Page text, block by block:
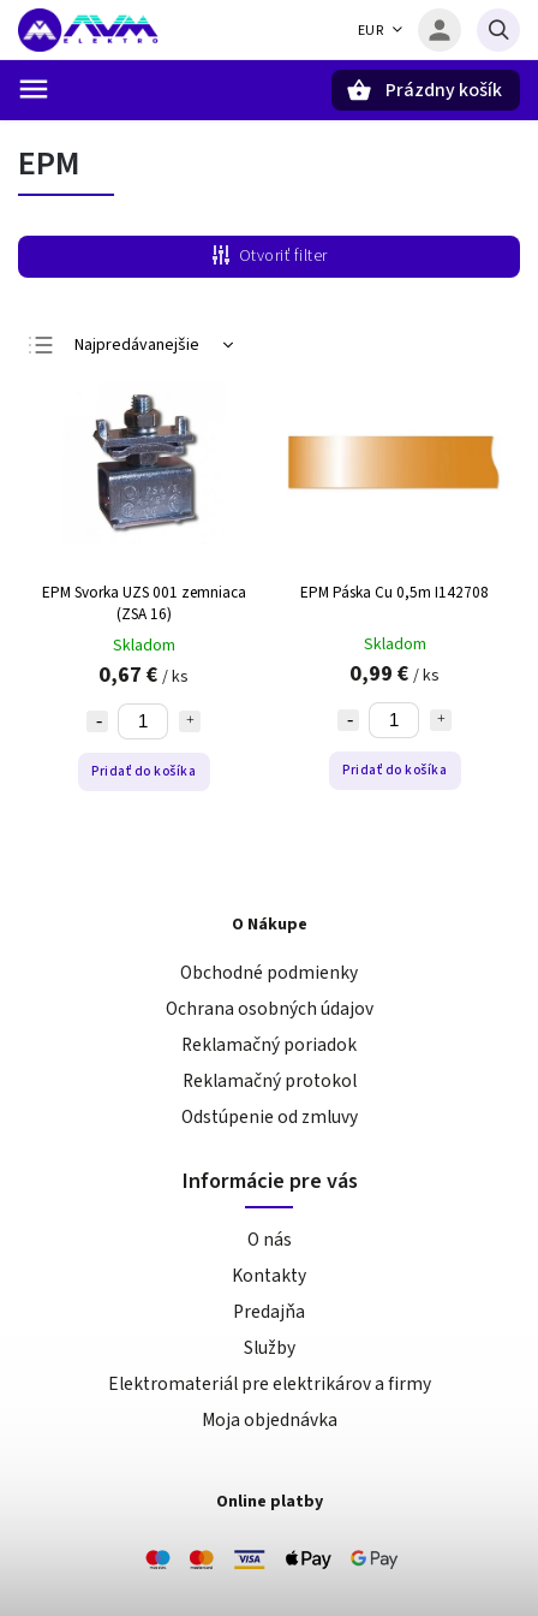
EUR
Prázdny košík
EPM
Otvoriť filter
Najpredávanejšie
Najdrahšie
Abecedne
EPM Svorka UZS 001 zemniaca
(ZSA 16)
Skladom
0,67 € / ks
Pridať do košíka
EPM Páska Cu 0,5m I142708
Skladom
0,99 € / ks
Pridať do košíka
O Nákupe
Obchodné podmienky
Ochrana osobných údajov
Reklamačný poriadok
Reklamačný protokol
Odstúpenie od zmluvy
Informácie pre vás
O nás
Kontakty
Predajňa
Služby
Elektromateriál pre elektrikárov a firmy
Moja objednávka
Online platby